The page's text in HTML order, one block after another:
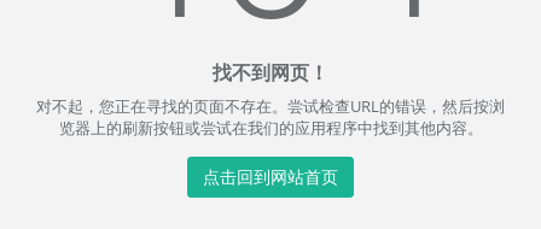
找不到网页！
对不起，您正在寻找的页面不存在。尝试检查URL的错误，然后按浏
览器上的刷新按钮或尝试在我们的应用程序中找到其他内容。
点击回到网站首页